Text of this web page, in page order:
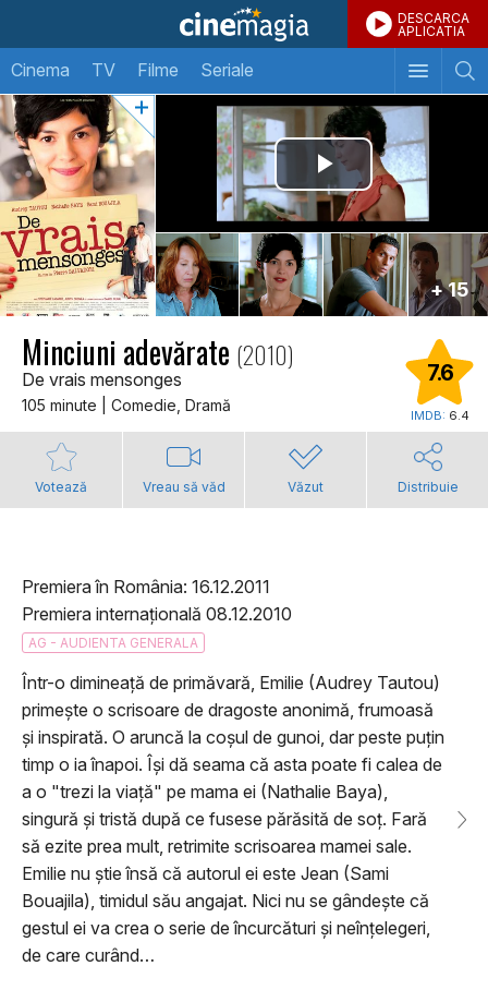
DESCARCA
APLICATIA
Cinema TV Filme Seriale
+ 15
Minciuni adevărate (2010)
De vrais mensonges
105 minute | Comedie, Dramă
7.6
IMDB: 6.4
Votează Vreau să văd Văzut Distribuie
Premiera în România: 16.12.2011
Premiera internațională 08.12.2010
AG - AUDIENTA GENERALA
Într-o dimineață de primăvară, Emilie (Audrey Tautou)
primește o scrisoare de dragoste anonimă, frumoasă
și inspirată. O aruncă la coșul de gunoi, dar peste puțin
timp o ia înapoi. Își dă seama că asta poate fi calea de
a o "trezi la viață" pe mama ei (Nathalie Baya),
singură și tristă după ce fusese părăsită de soț. Fară
să ezite prea mult, retrimite scrisoarea mamei sale.
Emilie nu știe însă că autorul ei este Jean (Sami
Bouajila), timidul său angajat. Nici nu se gândește că
gestul ei va crea o serie de încurcături și neînțelegeri,
de care curând…